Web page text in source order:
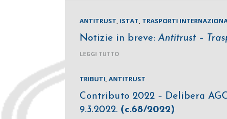
ANTITRUST, ISTAT, TRASPORTI
Notizie in breve:Antitrust –
LEGGI TUTTO
TRIBUTI,ANTITRUST
Contributo 2022 – Delibera
9.3.2022. (c.68/2022)